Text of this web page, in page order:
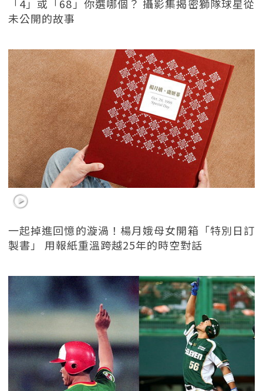
「4」或「68」你選哪個？ 攝影集揭密獅隊球星從
未公開的故事
一起掉進回憶的漩渦！楊月娥母女開箱「特別日訂
製書」 用報紙重溫跨越25年的時空對話